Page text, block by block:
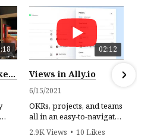
OKRs: validating key results with the "Necessary and Sufficient Test"
02:12
Views in Ally.io
6/15/2021
OKRs, projects, and teams
all in an easy-to-navigate,
and flexible UI.
2.9K Views • 10 Likes